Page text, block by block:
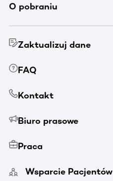
O pobraniu
Zaktualizuj dane
FAQ
Kontakt
Biuro prasowe
Praca
Wsparcie Pacjentów